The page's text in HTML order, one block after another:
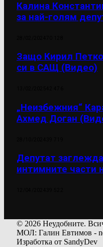
Калина
за най-голям
Защо Кирил
си в САЩ (Видео)
„Неизбежния“
Ахмед Доган
Депутат
интимните части
© 2026 Неудобните.
МОЛ: Галин Евтимов -
Изработка от SandyDev